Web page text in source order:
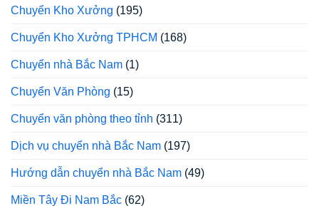
Chuyển Kho Xưởng (195)
Chuyển Kho Xưởng TPHCM (168)
Chuyển nhà Bắc Nam (1)
Chuyển Văn Phòng (15)
Chuyển văn phòng theo tỉnh (311)
Dịch vụ chuyển nhà Bắc Nam (197)
Hướng dẫn chuyển nhà Bắc Nam (49)
Miền Tây Đi Nam Bắc (62)